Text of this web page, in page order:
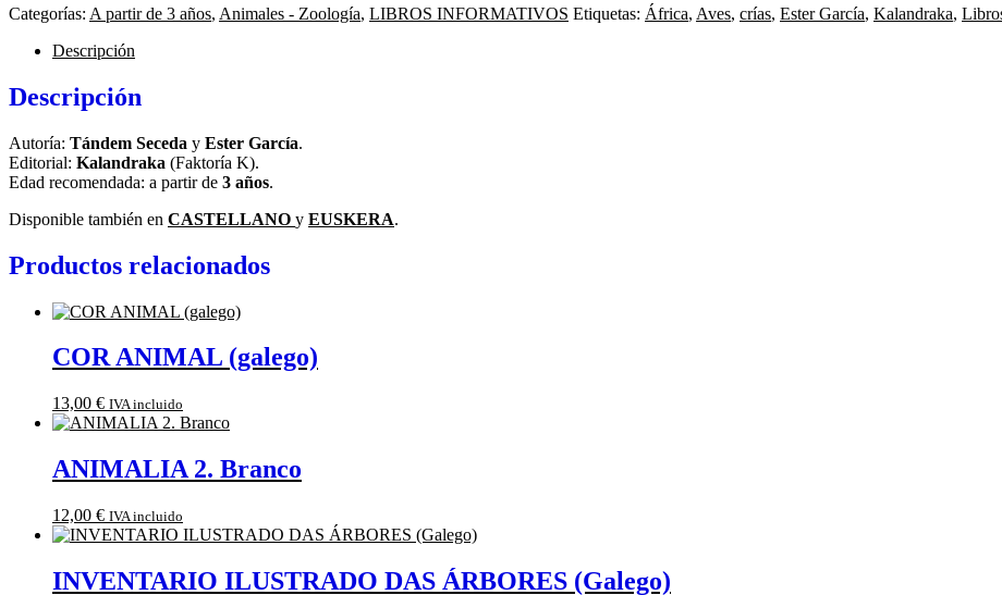
Categorías: A partir de 3 años, Animales - Zoología, LIBROS INFORMATIVOS Etiquetas: África, Aves, crías, Ester García, Kalandraka,
Descripción
Descripción
Autoría: Tándem Seceda y Ester García.
Editorial: Kalandraka (Faktoría K).
Edad recomendada: a partir de 3 años.
Disponible también en CASTELLANO y EUSKERA.
Productos relacionados
COR ANIMAL (galego)
13,00 € IVA incluido
ANIMALIA 2. Branco
12,00 € IVA incluido
INVENTARIO ILUSTRADO DAS ÁRBORES (Galego)